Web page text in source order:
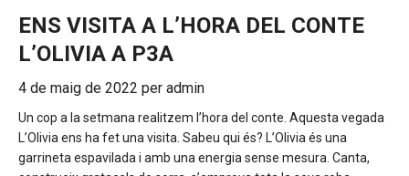
ENS VISITA A L’HORA DEL CONTE
L’OLIVIA A P3A
4 de maig de 2022 per admin
Un cop a la setmana realitzem l’hora del conte. Aquesta vegada
L’Olivia ens ha fet una visita. Sabeu qui és? L’Olivia és una
garrineta espavilada i amb una energia sense mesura. Canta,